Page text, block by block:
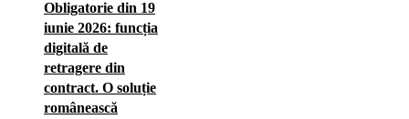
Obligatorie din 19
iunie 2026: funcția
digitală de
retragere din
contract. O soluție
românească